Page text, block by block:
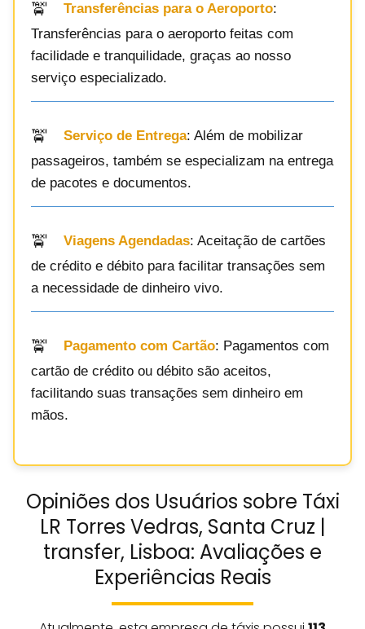
Transferências para o Aeroporto:
Transferências para o aeroporto feitas com
facilidade e tranquilidade, graças ao nosso
serviço especializado.
Serviço de Entrega: Além de mobilizar
passageiros, também se especializam na entrega
de pacotes e documentos.
Viagens Agendadas: Aceitação de cartões
de crédito e débito para facilitar transações sem
a necessidade de dinheiro vivo.
Pagamento com Cartão: Pagamentos com
cartão de crédito ou débito são aceitos,
facilitando suas transações sem dinheiro em
mãos.
Opiniões dos Usuários sobre Táxi
LR Torres Vedras, Santa Cruz |
transfer, Lisboa: Avaliações e
Experiências Reais